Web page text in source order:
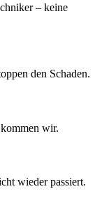
– keine
den Schaden.
wir.
wieder passiert.